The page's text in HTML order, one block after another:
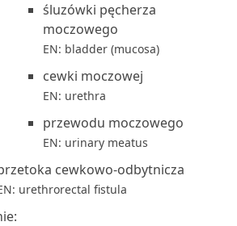
śluzówki pęcherza
moczowego
EN: bladder (mucosa)
cewki moczowej
EN: urethra
przewodu moczowego
EN: urinary meatus
cewkowo-odbytnicza
urethrorectal fistula